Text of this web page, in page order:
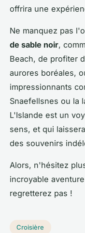
offrira une
Ne manquez pas
de sable noir,
Beach, de profiter
aurores boréales,
impressionnants
Snaefellsnes ou la
L'Islande est un
sens, et qui
des souvenirs
Alors, n'hésitez
incroyable
regretterez pas !
Croisière